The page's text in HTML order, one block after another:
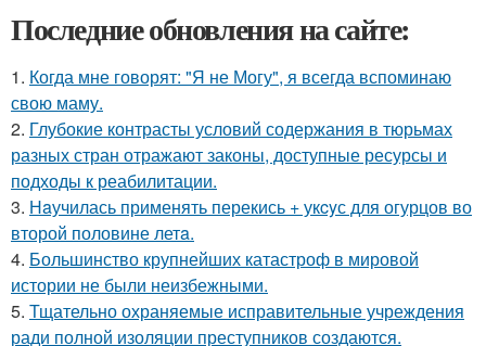
Последние обновления на сайте:
1. Когда мне говорят: "Я не Могу", я всегда вспоминаю
свою маму.
2. Глубокие контрасты условий содержания в тюрьмах
разных стран отражают законы, доступные ресурсы и
подходы к реабилитации.
3. Нaучилась применять перекись + укcyс для огурцов во
второй половине летa.
4. Большинство крупнейших катастроф в мировой
истории не были неизбежными.
5. Тщательно охраняемые исправительные учреждения
ради полной изоляции преступников создаются.